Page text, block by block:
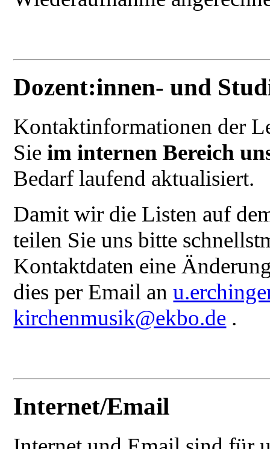
Dozent:innen- und
Kontaktinformationen der
Sie im internen Bereich
Bedarf laufend aktualisiert.
Damit wir die Listen auf
teilen Sie uns bitte
Kontaktdaten eine
dies per Email an
kirchenmusik@ekbo.de .
Internet/Email